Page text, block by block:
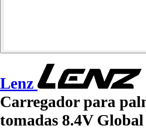
Lenz
Carregador para
tomadas 8.4V Global